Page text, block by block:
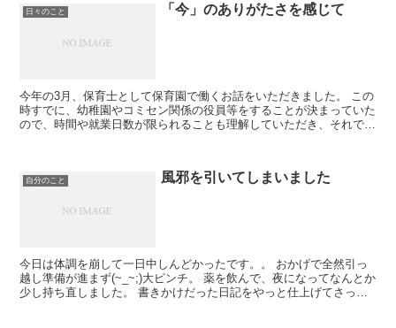
日々のこと 「今」のありがたさを感じて
今年の3月、保育士として保育園で働くお話をいただきました。 この
時すでに、幼稚園やコミセン関係の役員等をすることが決まっていた
ので、時間や就業日数が限られることも理解していただき、それでも
自分のこと 風邪を引いてしまいました
今日は体調を崩して一日中しんどかったです。。 おかげで全然引っ
越し準備が進まず(~_~;)大ピンチ。 薬を飲んで、夜になってなんとか
少し持ち直しました。 書きかけだった日記をやっと仕上げてさっき